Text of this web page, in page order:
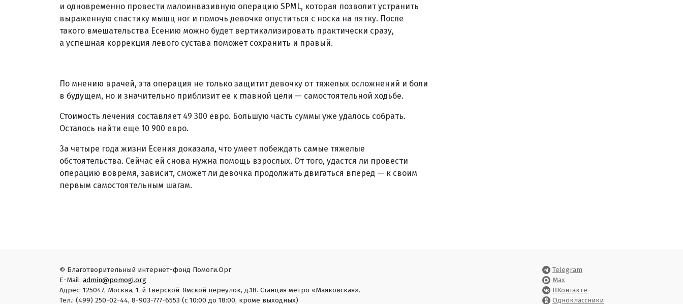
и одновременно провести малоинвазивную операцию SPML, которая позволит устранить
выраженную спастику мышц ног и помочь девочке опуститься с носка на пятку. После
такого вмешательства Есению можно будет вертикализировать практически сразу,
а успешная коррекция левого сустава поможет сохранить и правый.
По мнению врачей, эта операция не только защитит девочку от тяжелых осложнений и боли
в будущем, но и значительно приблизит ее к главной цели — самостоятельной ходьбе.
Стоимость лечения составляет 49 300 евро. Большую часть суммы уже удалось собрать.
Осталось найти еще 10 900 евро.
За четыре года жизни Есения доказала, что умеет побеждать самые тяжелые
обстоятельства. Сейчас ей снова нужна помощь взрослых. От того, удастся ли провести
операцию вовремя, зависит, сможет ли девочка продолжить двигаться вперед — к своим
первым самостоятельным шагам.
© Благотворительный интернет-фонд Помоги.Орг
E-Mail: admin@pomogi.org
Адрес: 125047, Москва, 1-й Тверской-Ямской переулок, д.18. Станция метро «Маяковская».
Тел.: (499) 250-02-44, 8-903-777-6553 (с 10:00 до 18:00, кроме выходных)
Telegram
Max
ВКонтакте
Одноклассники